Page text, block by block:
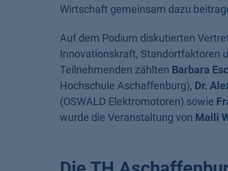
Wirtschaft gemeinsam dazu
Auf dem Podium diskutierten
Innovationskraft, Standortfaktoren
Teilnehmenden zählten Barbara
Hochschule Aschaffenburg), Dr.
(OSWALD Elektromotoren) sowie
wurde die Veranstaltung von Maili